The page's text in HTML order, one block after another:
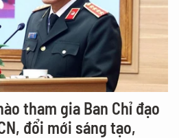
tham gia Ban Chỉ đạo
đổi mới sáng tạo,